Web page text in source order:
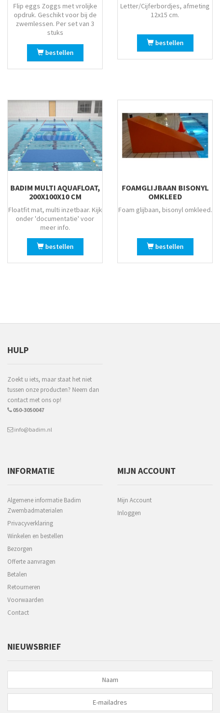
Flip eggs Zoggs met vrolijke
opdruk. Geschikt voor bij de
zwemlessen. Per set van 3
stuks
bestellen
Letter/Cijferbordjes, afmeting
12x15 cm.
bestellen
BADIM MULTI AQUAFLOAT,
200X100X10 CM
Floatfit mat, multi inzetbaar. Kijk
onder 'documentatie' voor
meer info.
bestellen
FOAMGLIJBAAN BISONYL
OMKLEED
Foam glijbaan, bisonyl omkleed.
bestellen
HULP
Zoekt u iets, maar staat het niet
tussen onze producten? Neem dan
contact met ons op!
050-3050047
info@badim.nl
INFORMATIE
Algemene informatie Badim
Zwembadmaterialen
Privacyverklaring
Winkelen en bestellen
Bezorgen
Offerte aanvragen
Betalen
Retourneren
Voorwaarden
Contact
MIJN ACCOUNT
Mijn Account
Inloggen
NIEUWSBRIEF